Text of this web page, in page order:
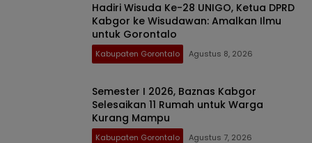
Hadiri Wisuda Ke-28 UNIGO, Ketua DPRD
Kabgor ke Wisudawan: Amalkan Ilmu
untuk Gorontalo
Kabupaten Gorontalo Agustus 8, 2026
Semester I 2026, Baznas Kabgor
Selesaikan 11 Rumah untuk Warga
Kurang Mampu
Kabupaten Gorontalo Agustus 7, 2026